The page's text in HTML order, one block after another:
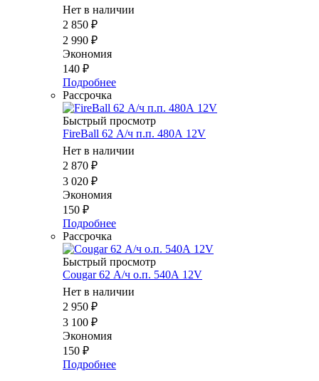
Нет в наличии
2 850 ₽
2 990 ₽
Экономия
140 ₽
Подробнее
Рассрочка
Быстрый просмотр
FireBall 62 А/ч п.п. 480А 12V
Нет в наличии
2 870 ₽
3 020 ₽
Экономия
150 ₽
Подробнее
Рассрочка
Быстрый просмотр
Cougar 62 А/ч о.п. 540А 12V
Нет в наличии
2 950 ₽
3 100 ₽
Экономия
150 ₽
Подробнее